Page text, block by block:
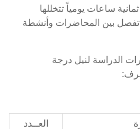
ساعات يومياً تتخللها
بين المحاضرات وأنشطة
الدراسة لنيل درجة
العــدد